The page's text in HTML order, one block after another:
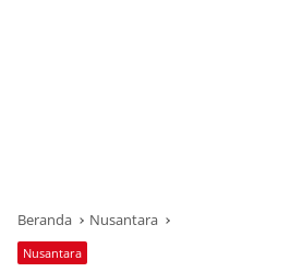
Beranda Nusantara
Nusantara